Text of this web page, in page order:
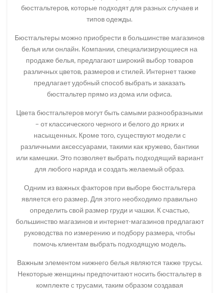
бюстгальтеров, которые подходят для разных случаев и
типов одежды.
Бюстгальтеры можно приобрести в большинстве магазинов
белья или онлайн. Компании, специализирующиеся на
продаже белья, предлагают широкий выбор товаров
различных цветов, размеров и стилей. Интернет также
предлагает удобный способ выбрать и заказать
бюстгальтер прямо из дома или офиса.
Цвета бюстгальтеров могут быть самыми разнообразными
– от классического черного и белого до ярких и
насыщенных. Кроме того, существуют модели с
различными аксессуарами, такими как кружево, бантики
или камешки. Это позволяет выбрать подходящий вариант
для любого наряда и создать желаемый образ.
Одним из важных факторов при выборе бюстгальтера
является его размер. Для этого необходимо правильно
определить свой размер груди и чашки. К счастью,
большинство магазинов и интернет-магазинов предлагают
руководства по измерению и подбору размера, чтобы
помочь клиентам выбрать подходящую модель.
Важным элементом нижнего белья являются также трусы.
Некоторые женщины предпочитают носить бюстгальтер в
комплекте с трусами, таким образом создавая